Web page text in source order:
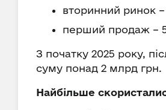
вторинний ринок –
перший продаж –
З початку 2025 року,
суму понад 2 млрд грн.
Найбільше